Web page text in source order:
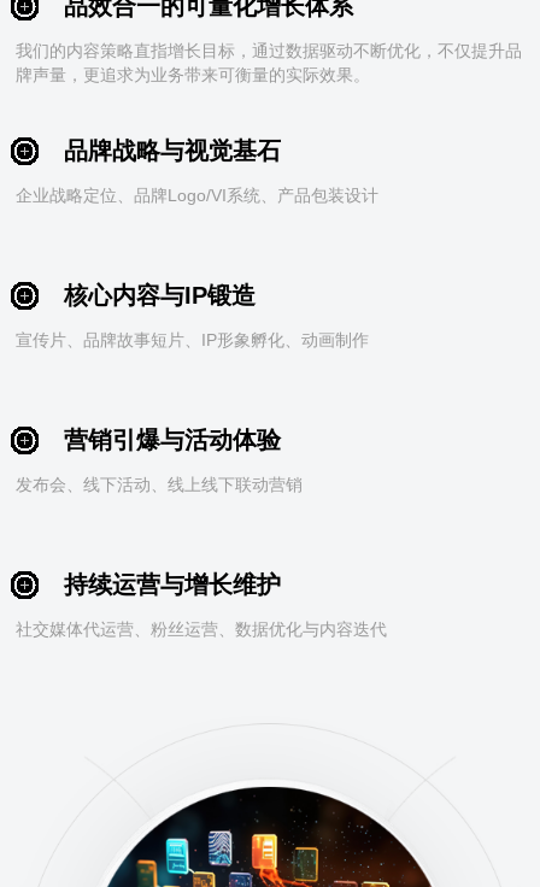
品效合一的可量化增长体系
我们的内容策略直指增长目标，通过数据驱动不断优化，不仅提升品
牌声量，更追求为业务带来可衡量的实际效果。
品牌战略与视觉基石
企业战略定位、品牌Logo/VI系统、产品包装设计
核心内容与IP锻造
宣传片、品牌故事短片、IP形象孵化、动画制作
营销引爆与活动体验
发布会、线下活动、线上线下联动营销
持续运营与增长维护
社交媒体代运营、粉丝运营、数据优化与内容迭代